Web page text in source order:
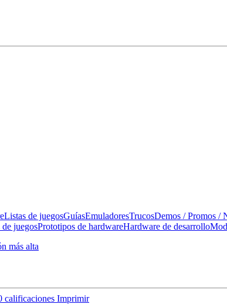
Listas de juegosGuíasEmuladoresTrucosDemos / Promos /
juegosPrototipos de hardwareHardware de desarrollo
más alta
calificaciones Imprimir